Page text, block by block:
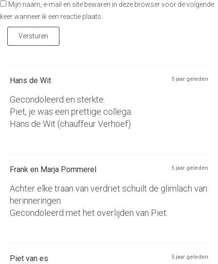
Mijn naam, e-mail en site bewaren in deze browser voor de volgende
keer wanneer ik een reactie plaats.
Versturen
Hans de Wit 5 jaar geleden
Gecondoleerd en sterkte.
Piet, je was een prettige collega.
Hans de Wit (chauffeur Verhoef)
Frank en Marja Pommerel 5 jaar geleden
Achter elke traan van verdriet schuilt de glimlach van
herinneringen.
Gecondoleerd met het overlijden van Piet.
Piet van es 5 jaar geleden